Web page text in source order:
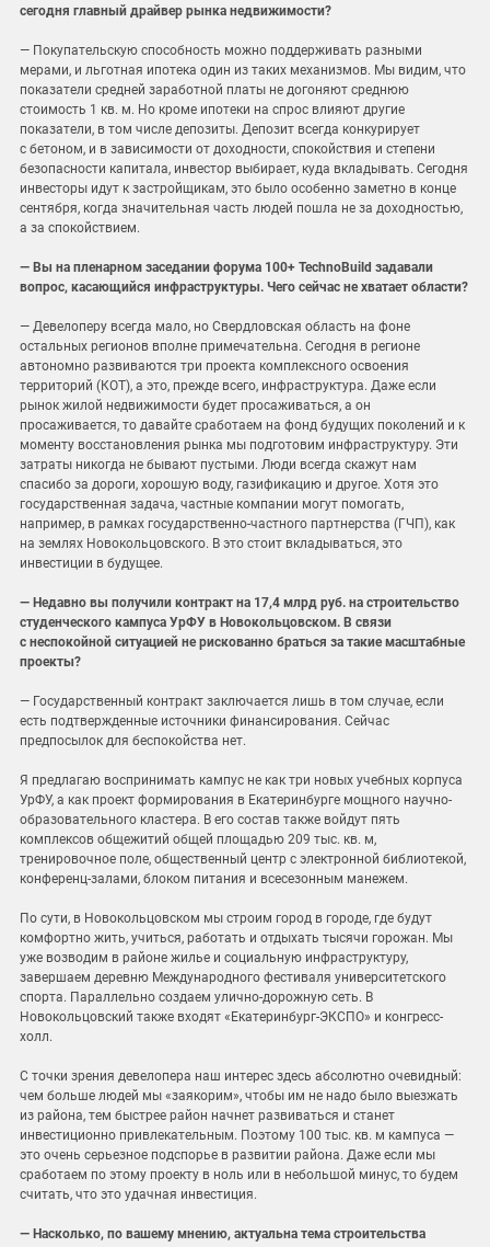
сегодня главный драйвер рынка недвижимости?
— Покупательскую способность можно поддерживать разными
мерами, и льготная ипотека один из таких механизмов. Мы видим, что
показатели средней заработной платы не догоняют среднюю
стоимость 1 кв. м. Но кроме ипотеки на спрос влияют другие
показатели, в том числе депозиты. Депозит всегда конкурирует
с бетоном, и в зависимости от доходности, спокойствия и степени
безопасности капитала, инвестор выбирает, куда вкладывать. Сегодня
инвесторы идут к застройщикам, это было особенно заметно в конце
сентября, когда значительная часть людей пошла не за доходностью,
а за спокойствием.
— Вы на пленарном заседании форума 100+ TechnoBuild задавали
вопрос, касающийся инфраструктуры. Чего сейчас не хватает области?
— Девелоперу всегда мало, но Свердловская область на фоне
остальных регионов вполне примечательна. Сегодня в регионе
автономно развиваются три проекта комплексного освоения
территорий (КОТ), а это, прежде всего, инфраструктура. Даже если
рынок жилой недвижимости будет просаживаться, а он
просаживается, то давайте сработаем на фонд будущих поколений и к
моменту восстановления рынка мы подготовим инфраструктуру. Эти
затраты никогда не бывают пустыми. Люди всегда скажут нам
спасибо за дороги, хорошую воду, газификацию и другое. Хотя это
государственная задача, частные компании могут помогать,
например, в рамках государственно-частного партнерства (ГЧП), как
на землях Новокольцовского. В это стоит вкладываться, это
инвестиции в будущее.
— Недавно вы получили контракт на 17,4 млрд руб. на строительство
студенческого кампуса УрФУ в Новокольцовском. В связи
с неспокойной ситуацией не рискованно браться за такие масштабные
проекты?
— Государственный контракт заключается лишь в том случае, если
есть подтвержденные источники финансирования. Сейчас
предпосылок для беспокойства нет.
Я предлагаю воспринимать кампус не как три новых учебных корпуса
УрФУ, а как проект формирования в Екатеринбурге мощного научно-
образовательного кластера. В его состав также войдут пять
комплексов общежитий общей площадью 209 тыс. кв. м,
тренировочное поле, общественный центр с электронной библиотекой,
конференц-залами, блоком питания и всесезонным манежем.
По сути, в Новокольцовском мы строим город в городе, где будут
комфортно жить, учиться, работать и отдыхать тысячи горожан. Мы
уже возводим в районе жилье и социальную инфраструктуру,
завершаем деревню Международного фестиваля университетского
спорта. Параллельно создаем улично-дорожную сеть. В
Новокольцовский также входят «Екатеринбург-ЭКСПО» и конгресс-
холл.
С точки зрения девелопера наш интерес здесь абсолютно очевидный:
чем больше людей мы «заякорим», чтобы им не надо было выезжать
из района, тем быстрее район начнет развиваться и станет
инвестиционно привлекательным. Поэтому 100 тыс. кв. м кампуса —
это очень серьезное подспорье в развитии района. Даже если мы
сработаем по этому проекту в ноль или в небольшой минус, то будем
считать, что это удачная инвестиция.
— Насколько, по вашему мнению, актуальна тема строительства